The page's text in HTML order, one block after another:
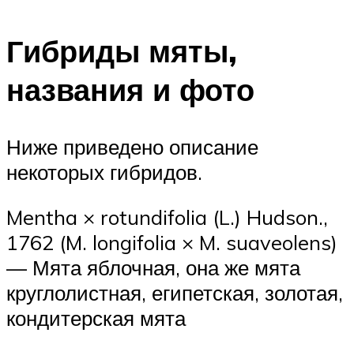
Гибриды мяты,
названия и фото
Ниже приведено описание
некоторых гибридов.
Mentha × rotundifolia (L.) Hudson.,
1762 (M. longifolia × M. suaveolens)
— Мята яблочная, она же мята
круглолистная, египетская, золотая,
кондитерская мята